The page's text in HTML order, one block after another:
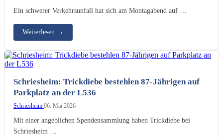
Ein schwerer Verkehrsunfall hat sich am Montagabend auf …
Weiterlesen →
Schriesheim: Trickdiebe bestehlen 87-Jährigen auf
Parkplatz an der L536
Schriesheim 06. Mai 2026
Mit einer angeblichen Spendensammlung haben Trickdiebe bei
Schriesheim …